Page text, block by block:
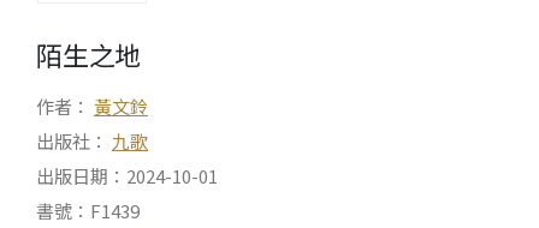
陌生之地
作者： 黃文鈴
出版社： 九歌
出版日期：2024-10-01
書號：F1439